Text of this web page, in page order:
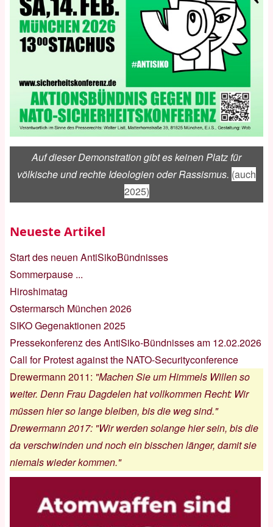
Auf dieser Demonstration gibt es keinen Platz für
völkische und rechte Ideologien oder Rassismus. (auch
2025)
Neueste Artikel
Start des neuen AntiSikoBündnisses
Sommerpause ...
Hiroshimatag
Ostermarsch München 2026
SIKO Gegenaktionen 2025
Pressekonferenz des AntiSiko-Bündnisses am 12.02.2026
Call for Protest against the NATO-Securityconference
Drewermann 2011: "Machen Sie um Himmels Willen so
weiter. Denn Frau Dagdelen hat vollkommen Recht: Wir
müssen hier so lange bleiben, bis die weg sind."
Drewermann 2017: "Wir werden solange hier sein, bis die
da verschwinden und noch ein bisschen länger, damit sie
niemals wieder kommen."